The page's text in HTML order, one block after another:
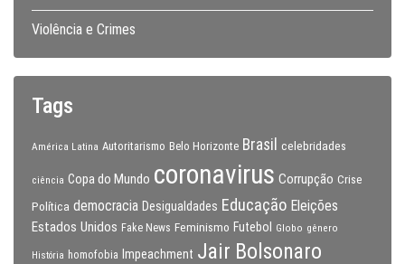
Violência e Crimes
Tags
América Latina Autoritarismo Belo Horizonte Brasil celebridades
ciência Copa do Mundo coronavirus Corrupção Crise
Política democracia Desigualdades Educação Eleições
Estados Unidos Fake News Feminismo Futebol Globo gênero
História homofobia Impeachment Jair Bolsonaro